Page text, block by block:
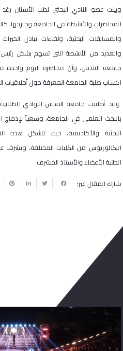
وبينت عضو النادي البحثي لطب الأسنان
المحاضرات والأنشطة في الجامعة وخارجها،
والمسابقات البحثية، ولقاءات تبادل
والعديد من الأنشطة التي تسهم بشكل
جامعة القدس، وأن محاضرة اليوم واحدة
اكساب طلبة الجامعة المعرفة حول أخلاقيات
وقد أطلقت جامعة القدس النوادي
بالبحث العلمي في الجامعة، وسعياً
البحثية والأكاديمية، حيث تتشكل
البكالوريوس من الكليات المختلفة، ويشرف
الطلبة الأعضاء والأستاذ المشرف.
شارك المقال عبر: